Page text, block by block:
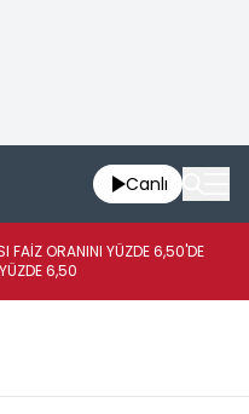
Canlı
FAİZ ORANINI YÜZDE 6,50'DE
6,50